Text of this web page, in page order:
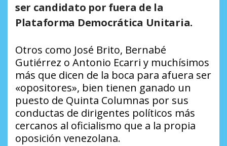
ser candidato por fuera de la
Plataforma Democrática Unitaria.
Otros como José Brito, Bernabé
Gutiérrez o Antonio Ecarri y muchísimos
más que dicen de la boca para afuera ser
«opositores», bien tienen ganado un
puesto de Quinta Columnas por sus
conductas de dirigentes políticos más
cercanos al oficialismo que a la propia
oposición venezolana.